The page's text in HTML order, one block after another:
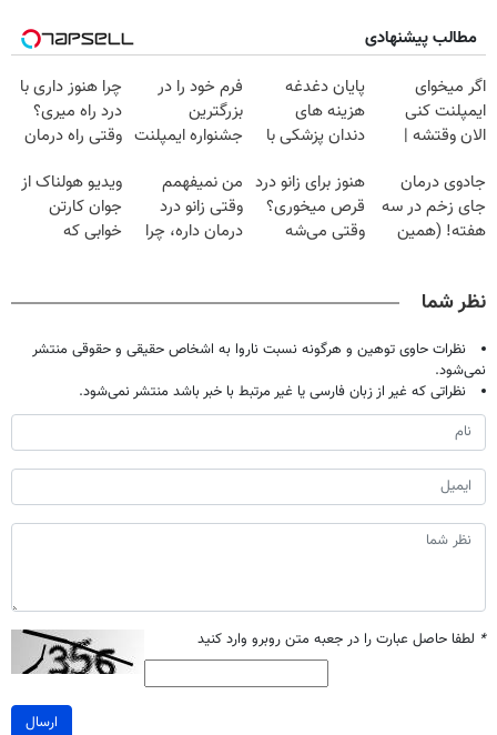
مطالب پیشنهادی
اگر میخوای
ایمپلنت کنی
الان وقتشه |
میلیون تومان!!!
پایان دغدغه
هزینه های
دندان پزشکی با
خانگی
فرم خود را در
بزرگترین
جشنواره ایمپلنت
فقط ۲۵ میلیون
چرا هنوز داری با
درد راه میری؟
وقتی راه درمان
جادوی درمان
جای زخم در سه
هفته! (همین
هنوز برای زانو درد
قرص میخوری؟
وقتی می‌شه
من نمیفهمم
وقتی زانو درد
درمان داره، چرا
ویدیو هولناک از
جوان کارتن
خوابی که
نظر شما
نظرات حاوی توهین و هرگونه نسبت ناروا به اشخاص حقیقی و حقوقی منتشر
نمی‌شود.
نظراتی که غیر از زبان فارسی یا غیر مرتبط با خبر باشد منتشر نمی‌شود.
* لطفا حاصل عبارت را در جعبه متن روبرو وارد کنید
ارسال